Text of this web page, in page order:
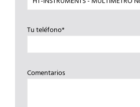
Tu teléfono*
Comentarios